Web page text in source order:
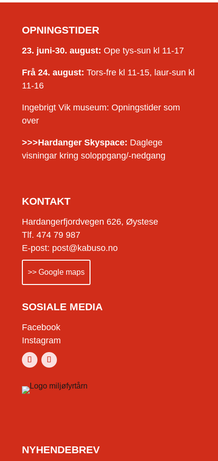
OPNINGSTIDER
23. juni-30. august: Ope tys-sun kl 11-17
Frå 24. august: Tors-fre kl 11-15, laur-sun kl
11-16
Ingebrigt Vik museum: Opningstider som
over
>>>Hardanger Skyspace: Daglege
visningar kring soloppgang/-nedgang
KONTAKT
Hardangerfjordvegen 626, Øystese
Tlf. 474 79 987
E-post: post@kabuso.no
>> Google maps
SOSIALE MEDIA
Facebook
Instagram
NYHENDEBREV